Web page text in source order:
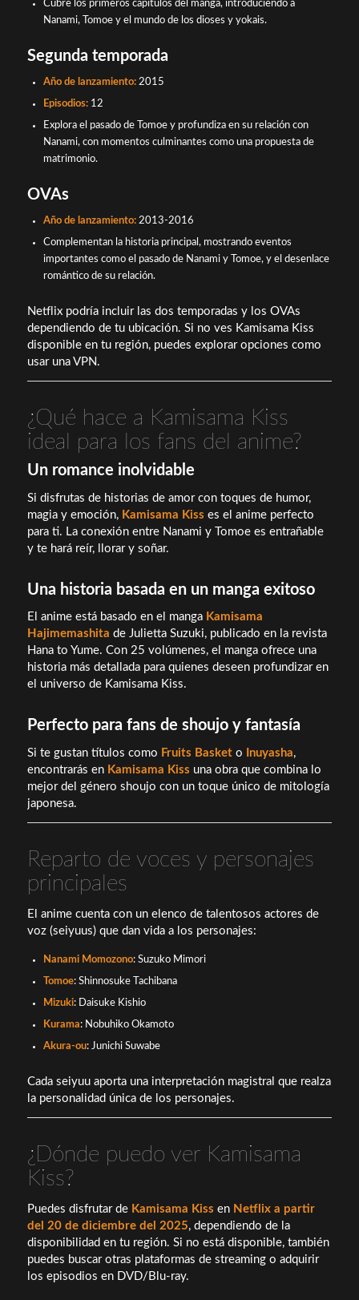
Cubre los primeros capítulos del manga, introduciendo a
Nanami, Tomoe y el mundo de los dioses y yokais.
Segunda temporada
Año de lanzamiento:2015
Episodios:12
Explora el pasado de Tomoe y profundiza en su relación con
Nanami, con momentos culminantes como una propuesta de
matrimonio.
OVAs
Año de lanzamiento:2013-2016
Complementan la historia principal, mostrando eventos
importantes como el pasado de Nanami y Tomoe, y el desenlace
romántico de su relación.
Netflix podría incluir las dos temporadas y los OVAs
dependiendo de tu ubicación. Si no ves Kamisama Kiss
disponible en tu región, puedes explorar opciones como
usar una VPN.
¿Qué hace a Kamisama Kiss
ideal para los fans del anime?
Un romance inolvidable
Si disfrutas de historias de amor con toques de humor,
magia y emoción, Kamisama Kiss es el anime perfecto
para ti. La conexión entre Nanami y Tomoe es entrañable
y te hará reír, llorar y soñar.
Una historia basada en un manga exitoso
El anime está basado en el manga Kamisama
Hajimemashita de Julietta Suzuki, publicado en la revista
Hana to Yume. Con 25 volúmenes, el manga ofrece una
historia más detallada para quienes deseen profundizar en
el universo de Kamisama Kiss.
Perfecto para fans de shoujo y fantasía
Si te gustan títulos como Fruits Basketo Inuyasha,
encontrarás en Kamisama Kiss una obra que combina lo
mejor del género shoujo con un toque único de mitología
japonesa.
Reparto de voces y personajes
principales
El anime cuenta con un elenco de talentosos actores de
voz (seiyuus) que dan vida a los personajes:
Nanami Momozono: Suzuko Mimori
Tomoe: Shinnosuke Tachibana
Mizuki: Daisuke Kishio
Kurama: Nobuhiko Okamoto
Akura-ou: Junichi Suwabe
Cada seiyuu aporta una interpretación magistral que realza
la personalidad única de los personajes.
¿Dónde puedo ver Kamisama
Kiss?
Puedes disfrutar de Kamisama Kiss en Netflix a partir
del 20 de diciembre del 2025, dependiendo de la
disponibilidad en tu región. Si no está disponible, también
puedes buscar otras plataformas de streaming o adquirir
los episodios en DVD/Blu-ray.